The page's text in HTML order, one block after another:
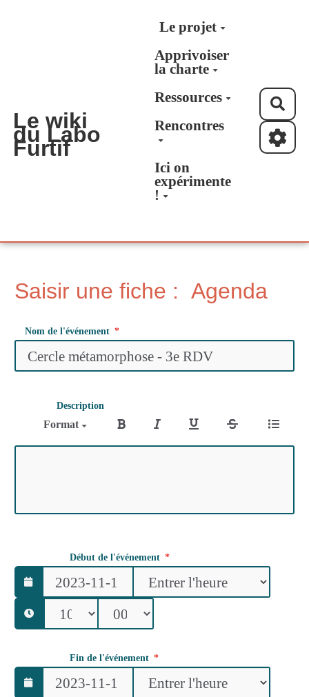
Aller au contenu principal
Le wiki
du Labo
Furtif
Le projet
Apprivoiser
la charte
Ressources
Rencontres
Ici on
expérimente
!
Saisir une fiche : Agenda
Nom de l'événement
Description
Format
Début de l'événement
Fin de l'événement